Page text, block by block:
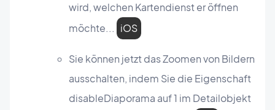
wird, welchen Kartendienst er öffnen
möchte... iOS
Sie können jetzt das Zoomen von Bildern
ausschalten, indem Sie die Eigenschaft
disableDiaporama auf 1 im Detailobjekt